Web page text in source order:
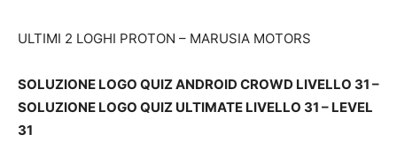
ULTIMI 2 LOGHI PROTON – MARUSIA MOTORS
SOLUZIONE LOGO QUIZ ANDROID CROWD LIVELLO 31 –
SOLUZIONE LOGO QUIZ ULTIMATE LIVELLO 31 – LEVEL
31